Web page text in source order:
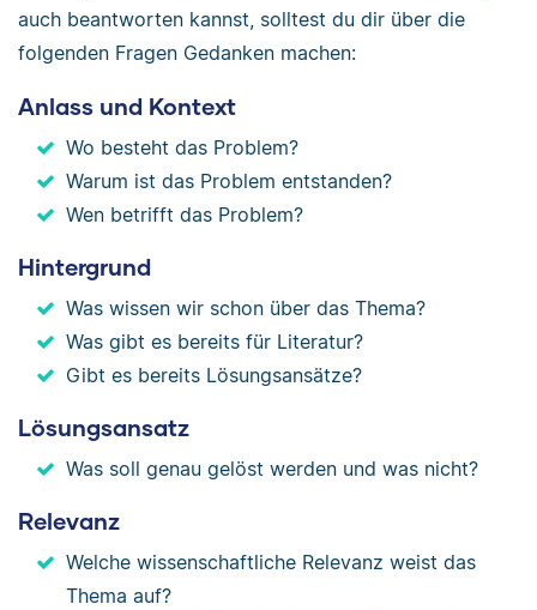
auch beantworten kannst, solltest du dir über die
folgenden Fragen Gedanken machen:
Anlass und Kontext
Wo besteht das Problem?
Warum ist das Problem entstanden?
Wen betrifft das Problem?
Hintergrund
Was wissen wir schon über das Thema?
Was gibt es bereits für Literatur?
Gibt es bereits Lösungsansätze?
Lösungsansatz
Was soll genau gelöst werden und was nicht?
Relevanz
Welche wissenschaftliche Relevanz weist das
Thema auf?